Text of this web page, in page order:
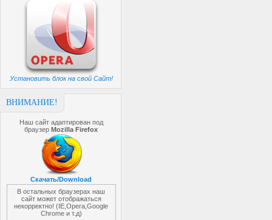
Установить блок на свой Сайт!
ВНИМАНИЕ!
Наш сайт адаптирован под
браузерMozilla Firefox
Скачать/Download
В остальных браузерах наш
сайт может отображаться
некорректно! (IE,Opera,Google
Chrome и т.д)